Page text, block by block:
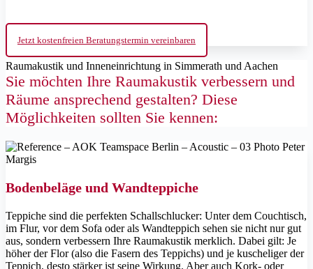
Jetzt kostenfreien Beratungstermin vereinbaren
Raumakustik und Inneneinrichtung in Simmerath und Aachen
Sie möchten Ihre Raumakustik verbessern und
Räume ansprechend gestalten? Diese
Möglichkeiten sollten Sie kennen:
Bodenbeläge und Wandteppiche
Teppiche sind die perfekten Schallschlucker: Unter dem Couchtisch,
im Flur, vor dem Sofa oder als Wandteppich sehen sie nicht nur gut
aus, sondern verbessern Ihre Raumakustik merklich. Dabei gilt: Je
höher der Flor (also die Fasern des Teppichs) und je kuscheliger der
Teppich, desto stärker ist seine Wirkung. Aber auch Kork- oder